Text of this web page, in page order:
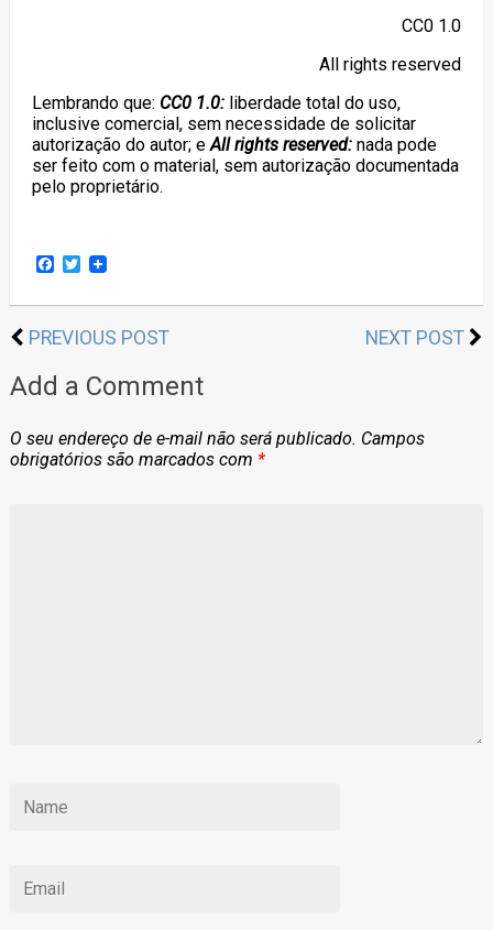
CC0 1.0
All rights reserved
Lembrando que: CC0 1.0:liberdade total do uso,
inclusive comercial, sem necessidade de solicitar
autorização do autor; eAll rights reserved:nada pode
ser feito com o material, sem autorização documentada
pelo proprietário.
Facebook
Twitter
PREVIOUS POST NEXT POST
Add a Comment
O seu endereço de e-mail não será publicado. Campos
obrigatórios são marcados com *